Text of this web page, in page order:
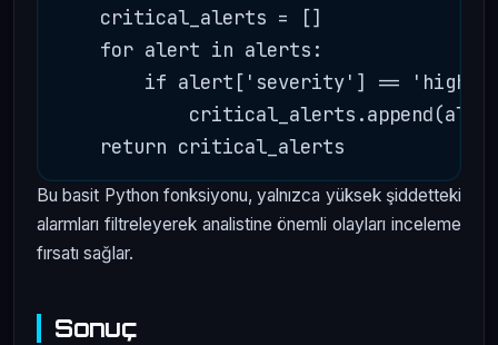
    critical_alerts = []
    for alert in alerts:
        if alert['severity'] == 'high':
Bu basit Python fonksiyonu, yalnızca yüksek şiddetteki
alarmları filtreleyerek analistine önemli olayları inceleme
fırsatı sağlar.
Sonuç